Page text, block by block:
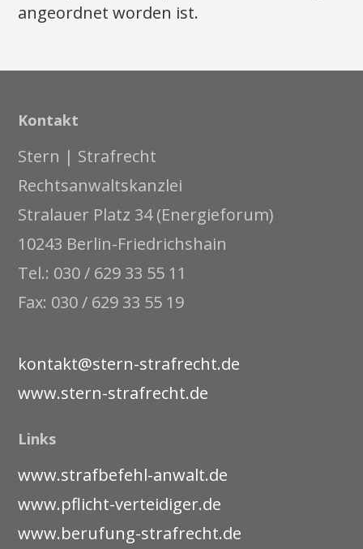
angeordnet worden ist.
Kontakt
Stern | Strafrecht
Rechtsanwaltskanzlei
Stralauer Platz 34 (Energieforum)
10243 Berlin-Friedrichshain
Tel.: 030 / 629 33 55 11
Fax: 030 / 629 33 55 19
kontakt@stern-strafrecht.de
www.stern-strafrecht.de
Links
www.strafbefehl-anwalt.de
www.pflicht-verteidiger.de
www.berufung-strafrecht.de